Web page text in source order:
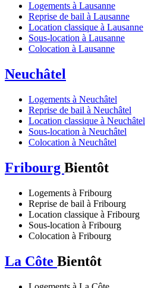
Logements à Lausanne
Reprise de bail à Lausanne
Location classique à Lausanne
Sous-location à Lausanne
Colocation à Lausanne
Neuchâtel
Logements à Neuchâtel
Reprise de bail à Neuchâtel
Location classique à Neuchâtel
Sous-location à Neuchâtel
Colocation à Neuchâtel
Fribourg Bientôt
Logements à Fribourg
Reprise de bail à Fribourg
Location classique à Fribourg
Sous-location à Fribourg
Colocation à Fribourg
La Côte Bientôt